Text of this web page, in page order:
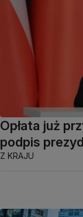
Opłata już
podpis
Z KRAJU